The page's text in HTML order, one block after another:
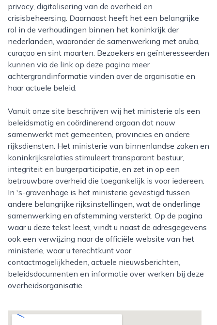
privacy, digitalisering van de overheid en
crisisbeheersing. Daarnaast heeft het een belangrijke
rol in de verhoudingen binnen het koninkrijk der
nederlanden, waaronder de samenwerking met aruba,
curaçao en sint maarten. Bezoekers en geïnteresseerden
kunnen via de link op deze pagina meer
achtergrondinformatie vinden over de organisatie en
haar actuele beleid.
Vanuit onze site beschrijven wij het ministerie als een
beleidsmatig en coördinerend orgaan dat nauw
samenwerkt met gemeenten, provincies en andere
rijksdiensten. Het ministerie van binnenlandse zaken en
koninkrijksrelaties stimuleert transparant bestuur,
integriteit en burgerparticipatie, en zet in op een
betrouwbare overheid die toegankelijk is voor iedereen.
In 's-gravenhage is het ministerie gevestigd tussen
andere belangrijke rijksinstellingen, wat de onderlinge
samenwerking en afstemming versterkt. Op de pagina
waar u deze tekst leest, vindt u naast de adresgegevens
ook een verwijzing naar de officiële website van het
ministerie, waar u terechtkunt voor
contactmogelijkheden, actuele nieuwsberichten,
beleidsdocumenten en informatie over werken bij deze
overheidsorganisatie.